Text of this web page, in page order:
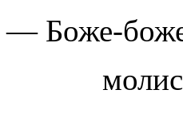
— Боже-